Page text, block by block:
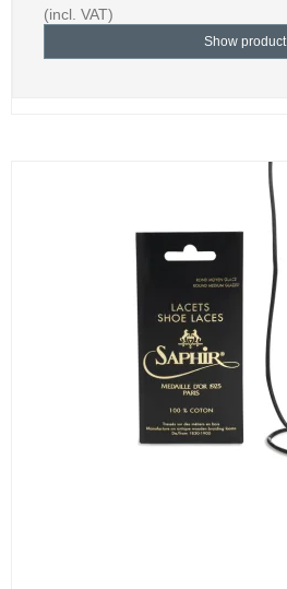
(incl. VAT)
Show product